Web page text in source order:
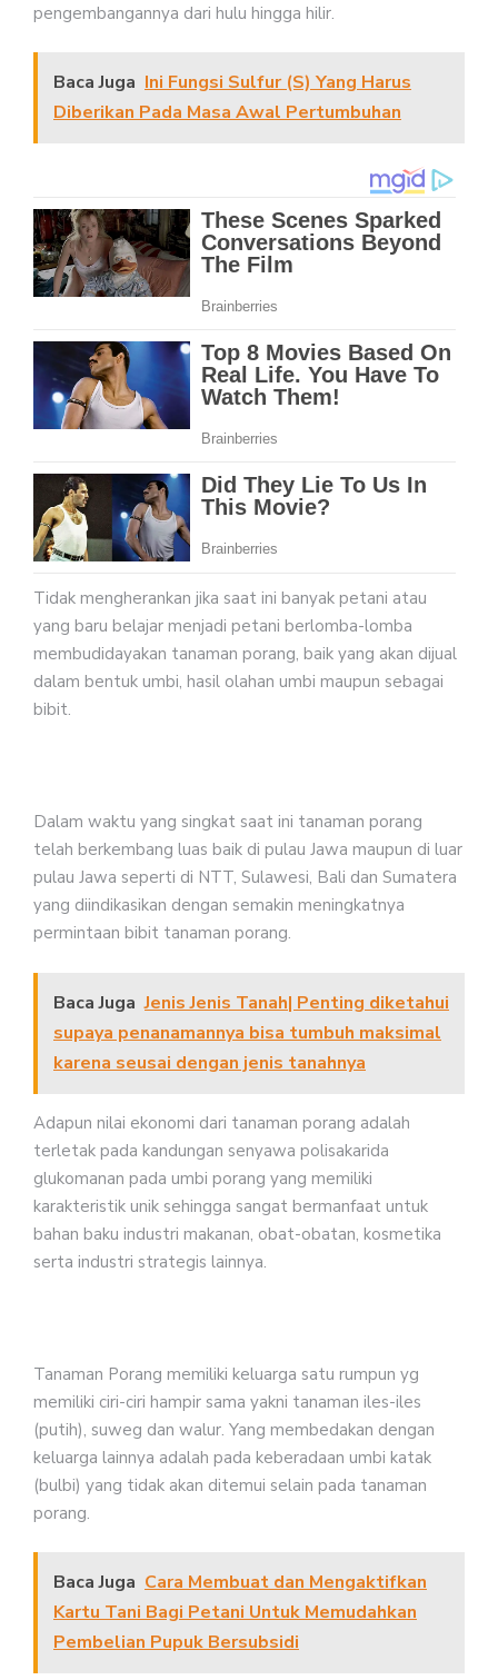
pengembangannya dari hulu hingga hilir.
Baca Juga Ini Fungsi Sulfur (S) Yang Harus
Diberikan Pada Masa Awal Pertumbuhan
Tidak mengherankan jika saat ini banyak petani atau
yang baru belajar menjadi petani berlomba-lomba
membudidayakan tanaman porang, baik yang akan dijual
dalam bentuk umbi, hasil olahan umbi maupun sebagai
bibit.
Dalam waktu yang singkat saat ini tanaman porang
telah berkembang luas baik di pulau Jawa maupun di luar
pulau Jawa seperti di NTT, Sulawesi, Bali dan Sumatera
yang diindikasikan dengan semakin meningkatnya
permintaan bibit tanaman porang.
Baca Juga Jenis Jenis Tanah| Penting diketahui
supaya penanamannya bisa tumbuh maksimal
karena seusai dengan jenis tanahnya
Adapun nilai ekonomi dari tanaman porang adalah
terletak pada kandungan senyawa polisakarida
glukomanan pada umbi porang yang memiliki
karakteristik unik sehingga sangat bermanfaat untuk
bahan baku industri makanan, obat-obatan, kosmetika
serta industri strategis lainnya.
Tanaman Porang memiliki keluarga satu rumpun yg
memiliki ciri-ciri hampir sama yakni tanaman iles-iles
(putih), suweg dan walur. Yang membedakan dengan
keluarga lainnya adalah pada keberadaan umbi katak
(bulbi) yang tidak akan ditemui selain pada tanaman
porang.
Baca Juga Cara Membuat dan Mengaktifkan
Kartu Tani Bagi Petani Untuk Memudahkan
Pembelian Pupuk Bersubsidi